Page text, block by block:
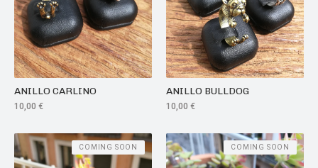
ANILLO CARLINO
10,00 €
ANILLO BULLDOG
10,00 €
COMING SOON COMING SOON